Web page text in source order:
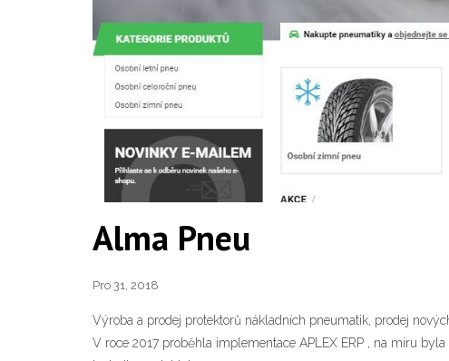
Alma Pneu
Pro 31, 2018
Výroba a prodej protektorů nákladních pneumatik, prodej
V roce 2017 proběhla implementace APLEX ERP , na míru